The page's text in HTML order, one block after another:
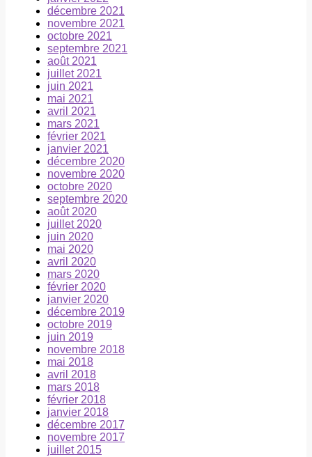
décembre 2021
novembre 2021
octobre 2021
septembre 2021
août 2021
juillet 2021
juin 2021
mai 2021
avril 2021
mars 2021
février 2021
janvier 2021
décembre 2020
novembre 2020
octobre 2020
septembre 2020
août 2020
juillet 2020
juin 2020
mai 2020
avril 2020
mars 2020
février 2020
janvier 2020
décembre 2019
octobre 2019
juin 2019
novembre 2018
mai 2018
avril 2018
mars 2018
février 2018
janvier 2018
décembre 2017
novembre 2017
juillet 2015